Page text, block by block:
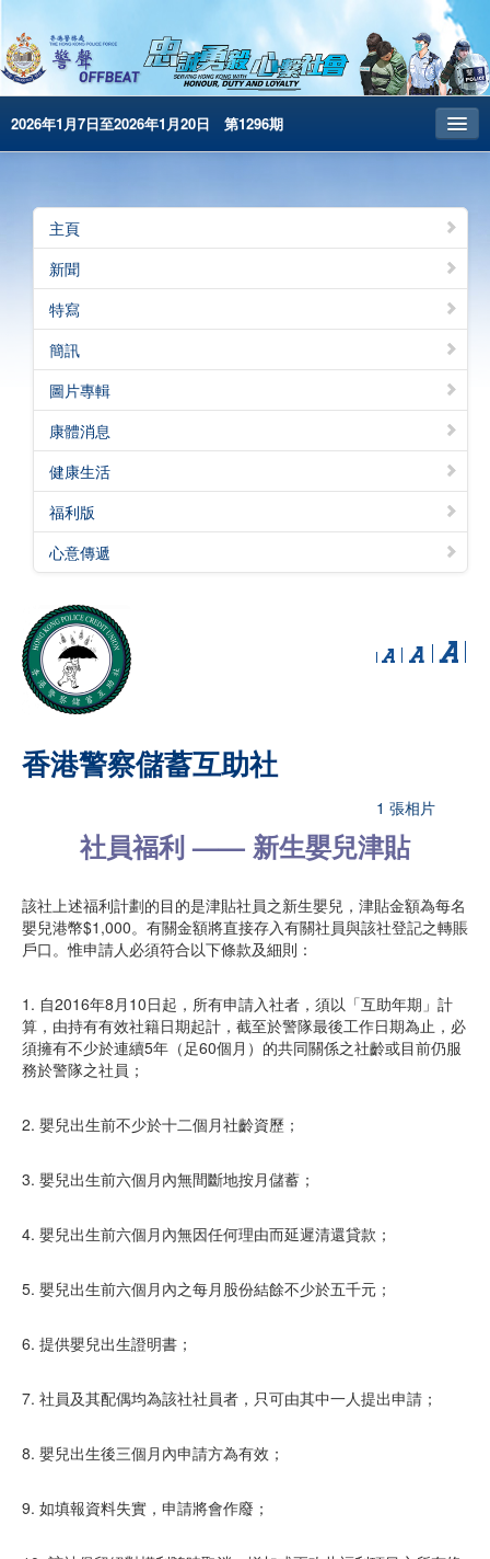
2026年1月7日至2026年1月20日 第1296期
昔日警聲
警務處主頁
简体版
English
電子書版
警聲特刊
主頁
新聞
特寫
簡訊
圖片專輯
康體消息
健康生活
福利版
心意傳遞
香港警察儲蓄互助社
1 張相片
社員福利 —— 新生嬰兒津貼
該社上述福利計劃的目的是津貼社員之新生嬰兒，津貼金額為每名
嬰兒港幣$1,000。有關金額將直接存入有關社員與該社登記之轉賬
戶口。惟申請人必須符合以下條款及細則：
1. 自2016年8月10日起，所有申請入社者，須以「互助年期」計
算，由持有有效社籍日期起計，截至於警隊最後工作日期為止，必
須擁有不少於連續5年（足60個月）的共同關係之社齡或目前仍服
務於警隊之社員；
2. 嬰兒出生前不少於十二個月社齡資歷；
3. 嬰兒出生前六個月內無間斷地按月儲蓄；
4. 嬰兒出生前六個月內無因任何理由而延遲清還貸款；
5. 嬰兒出生前六個月內之每月股份結餘不少於五千元；
6. 提供嬰兒出生證明書；
7. 社員及其配偶均為該社社員者，只可由其中一人提出申請；
8. 嬰兒出生後三個月內申請方為有效；
9. 如填報資料失實，申請將會作廢；